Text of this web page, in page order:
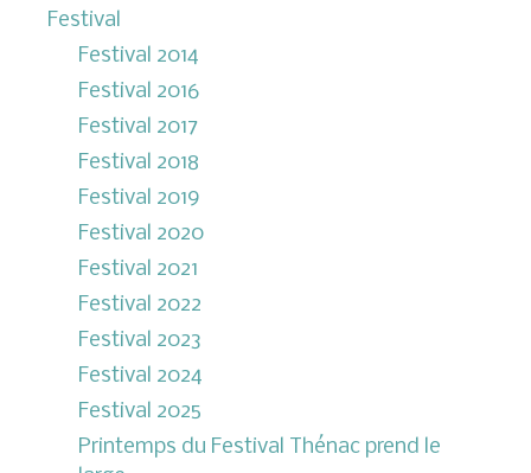
Festival
Festival 2014
Festival 2016
Festival 2017
Festival 2018
Festival 2019
Festival 2020
Festival 2021
Festival 2022
Festival 2023
Festival 2024
Festival 2025
Printemps du Festival Thénac prend le